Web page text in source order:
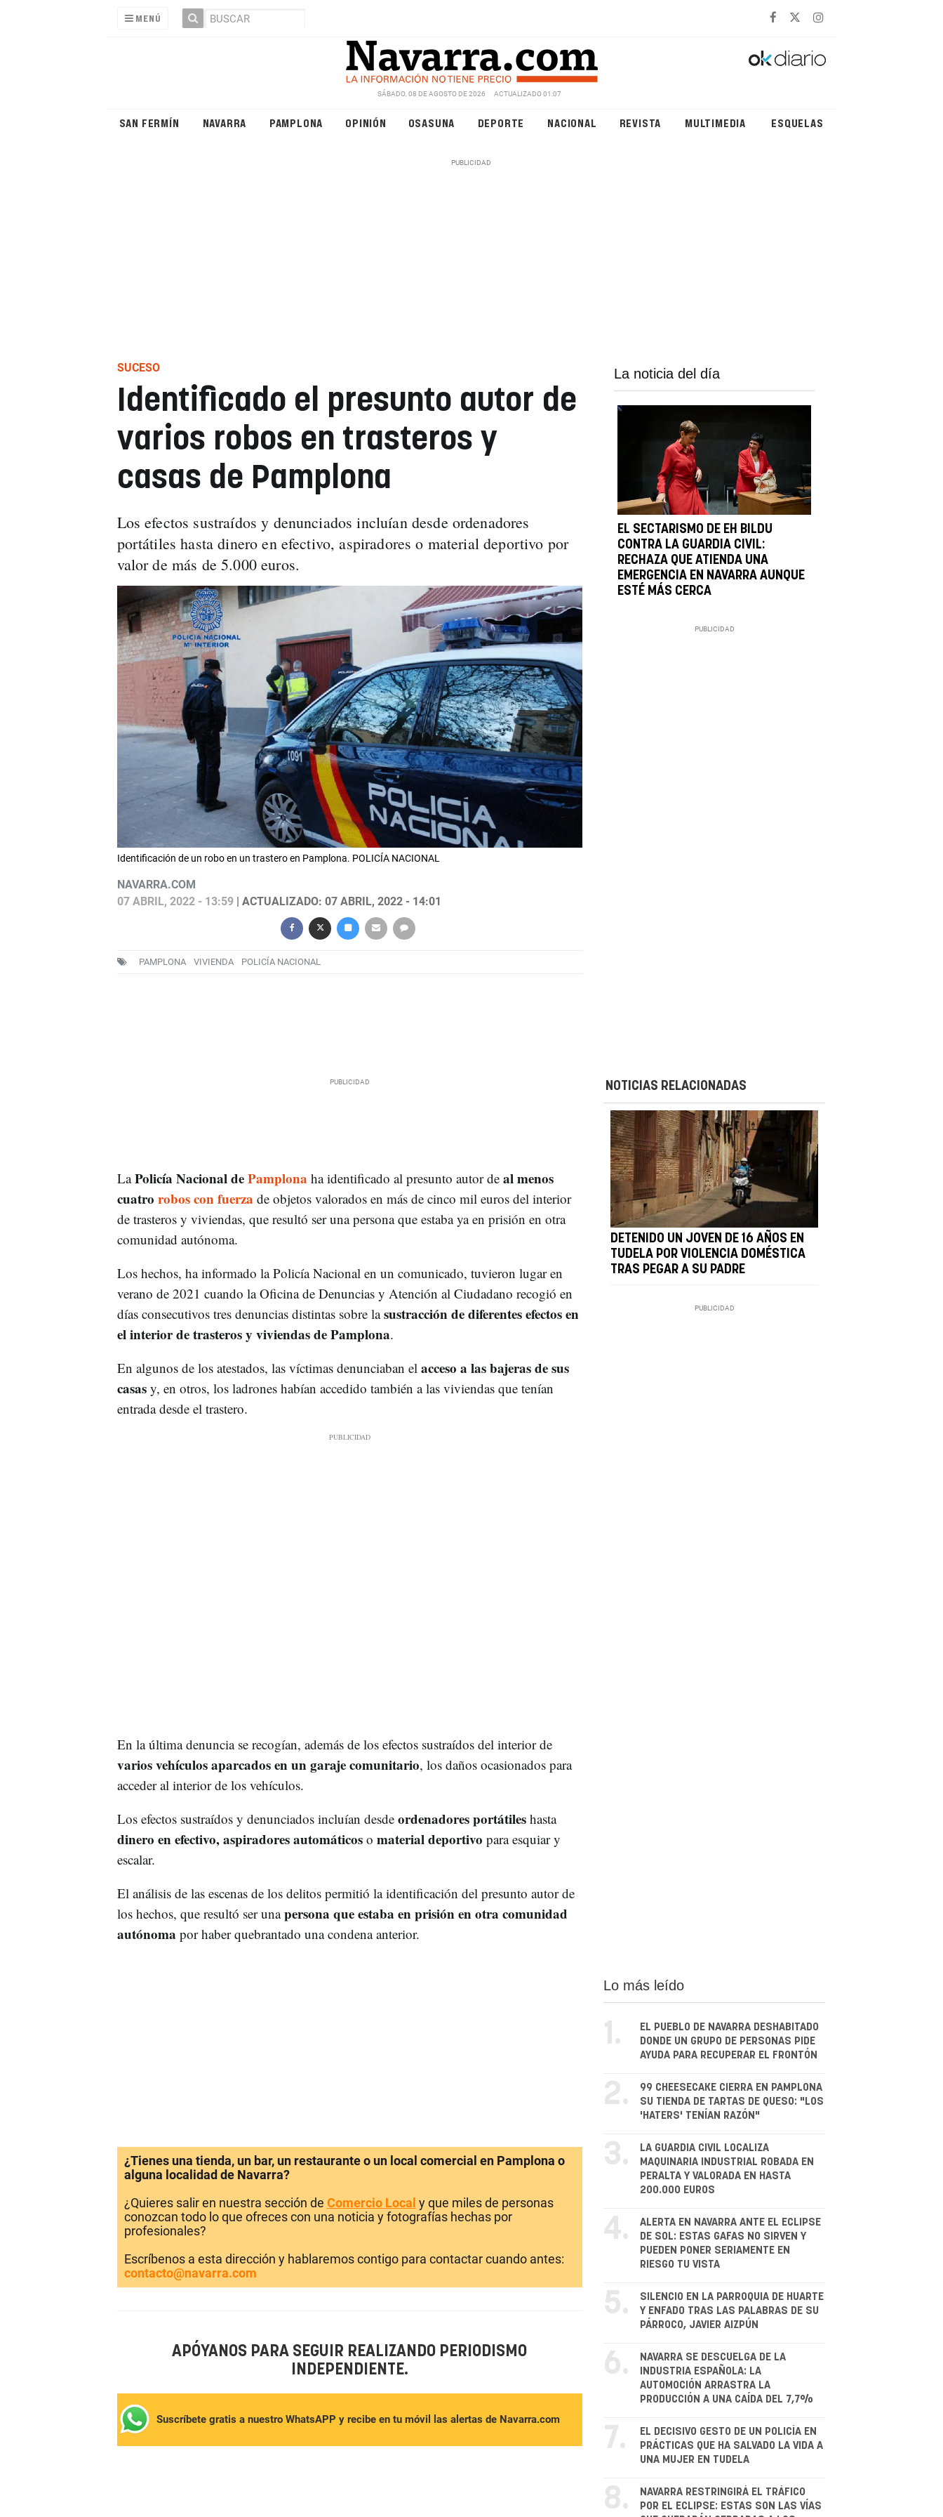
MENÚ
SÁBADO, 08 DE AGOSTO DE 2026 ACTUALIZADO 01:07
SAN FERMÍN NAVARRA PAMPLONA OPINIÓN OSASUNA DEPORTE NACIONAL REVISTA MULTIMEDIA ESQUELAS
SUCESO
Identificado el presunto autor de
varios robos en trasteros y
casas de Pamplona
Los efectos sustraídos y denunciados incluían desde ordenadores
portátiles hasta dinero en efectivo, aspiradores o material deportivo por
valor de más de 5.000 euros.
Identificación de un robo en un trastero en Pamplona. POLICÍA NACIONAL
NAVARRA.COM
07 ABRIL, 2022 - 13:59| ACTUALIZADO: 07 ABRIL, 2022 - 14:01
PAMPLONA VIVIENDA POLICÍA NACIONAL
La noticia del día
EL SECTARISMO DE EH BILDU
CONTRA LA GUARDIA CIVIL:
RECHAZA QUE ATIENDA UNA
EMERGENCIA EN NAVARRA AUNQUE
ESTÉ MÁS CERCA
LaPolicía Nacional dePamplona ha identificado al presunto autor de al menos
cuatro robos con fuerza de objetos valorados en más de cinco mil euros del interior
de trasteros y viviendas, que resultó ser una persona que estaba ya en prisión en otra
comunidad autónoma.
Los hechos, ha informado la Policía Nacional en un comunicado, tuvieron lugar en
verano de 2021 cuando la Oficina de Denuncias y Atención al Ciudadano recogió en
días consecutivos tres denuncias distintas sobre lasustracción de diferentes efectos en
el interior de trasteros y viviendas de Pamplona.
En algunos de los atestados, las víctimas denunciaban el acceso a las bajeras de sus
casasy, en otros, los ladrones habían accedido también a las viviendas que tenían
entrada desde el trastero.
En la última denuncia se recogían, además de los efectos sustraídos del interior de
varios vehículos aparcados en un garaje comunitario, los daños ocasionados para
acceder al interior de los vehículos.
Los efectos sustraídos y denunciados incluían desde ordenadores portátileshasta
dinero en efectivo, aspiradores automáticos o material deportivo para esquiar y
escalar.
El análisis de las escenas de los delitos permitió la identificación del presunto autor de
los hechos, que resultó ser unapersona que estaba en prisión en otra comunidad
autónoma por haber quebrantado una condena anterior.
NOTICIAS RELACIONADAS
DETENIDO UN JOVEN DE 16 AÑOS EN
TUDELA POR VIOLENCIA DOMÉSTICA
TRAS PEGAR A SU PADRE
¿Tienes una tienda, un bar, un restaurante o un local comercial en Pamplona o
alguna localidad de Navarra?
¿Quieres salir en nuestra sección de Comercio Local y que miles de personas
conozcan todo lo que ofreces con una noticia y fotografías hechas por
profesionales?
Escríbenos a esta dirección y hablaremos contigo para contactar cuando antes:
contacto@navarra.com
APÓYANOS PARA SEGUIR REALIZANDO PERIODISMO
INDEPENDIENTE.
Suscríbete gratis a nuestro WhatsAPP y recibe en tu móvil las alertas de Navarra.com
Lo más leído
1.
EL PUEBLO DE NAVARRA DESHABITADO
DONDE UN GRUPO DE PERSONAS PIDE
AYUDA PARA RECUPERAR EL FRONTÓN
2.
99 CHEESECAKE CIERRA EN PAMPLONA
SU TIENDA DE TARTAS DE QUESO: "LOS
'HATERS' TENÍAN RAZÓN"
3.
LA GUARDIA CIVIL LOCALIZA
MAQUINARIA INDUSTRIAL ROBADA EN
PERALTA Y VALORADA EN HASTA
200.000 EUROS
4.
ALERTA EN NAVARRA ANTE EL ECLIPSE
DE SOL: ESTAS GAFAS NO SIRVEN Y
PUEDEN PONER SERIAMENTE EN
RIESGO TU VISTA
5.
SILENCIO EN LA PARROQUIA DE HUARTE
Y ENFADO TRAS LAS PALABRAS DE SU
PÁRROCO, JAVIER AIZPÚN
6.
NAVARRA SE DESCUELGA DE LA
INDUSTRIA ESPAÑOLA: LA
AUTOMOCIÓN ARRASTRA LA
PRODUCCIÓN A UNA CAÍDA DEL 7,7%
7.
EL DECISIVO GESTO DE UN POLICÍA EN
PRÁCTICAS QUE HA SALVADO LA VIDA A
UNA MUJER EN TUDELA
8.
NAVARRA RESTRINGIRÁ EL TRÁFICO
POR EL ECLIPSE: ESTAS SON LAS VÍAS